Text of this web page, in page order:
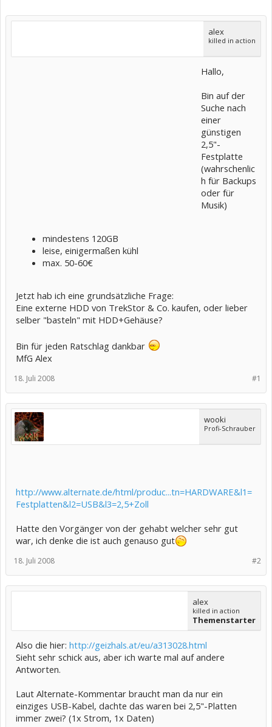
alex
killed in action
Hallo,
Bin auf der
Suche nach
einer
günstigen
2,5"-
Festplatte
(wahrschenlic
h für Backups
oder für
Musik)
mindestens 120GB
leise, einigermaßen kühl
max. 50-60€
Jetzt hab ich eine grundsätzliche Frage:
Eine externe HDD von TrekStor & Co. kaufen, oder lieber
selber "basteln" mit HDD+Gehäuse?
Bin für jeden Ratschlag dankbar
MfG Alex
#1
18. Juli 2008
wooki
Profi-Schrauber
http://www.alternate.de/html/produc...tn=HARDWARE&l1=
Festplatten&l2=USB&l3=2,5+Zoll
Hatte den Vorgänger von der gehabt welcher sehr gut
war, ich denke die ist auch genauso gut
#2
18. Juli 2008
alex
killed in action
Themenstarter
Also die hier: http://geizhals.at/eu/a313028.html
Sieht sehr schick aus, aber ich warte mal auf andere
Antworten.
Laut Alternate-Kommentar braucht man da nur ein
einziges USB-Kabel, dachte das waren bei 2,5"-Platten
immer zwei? (1x Strom, 1x Daten)